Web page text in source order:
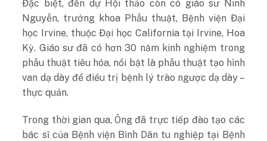
Đặc biệt, đến dự Hội thảo còn có giáo sư Ninh
Nguyễn, trưởng khoa Phẫu thuật, Bệnh viện Đại
học Irvine, thuộc Đại học California tại Irvine, Hoa
Kỳ. Giáo sư đã có hơn 30 năm kinh nghiệm trong
phẫu thuật tiêu hóa, nổi bật là phẫu thuật tạo hình
van dạ dày để điều trị bệnh lý trào ngược dạ dày –
thực quản.
Trong thời gian qua, Ông đã trực tiếp đào tạo các
bác sĩ của Bệnh viện Bình Dân tu nghiệp tại Bệnh